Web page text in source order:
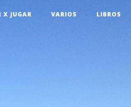
X JUGAR VARIOS LIBROS